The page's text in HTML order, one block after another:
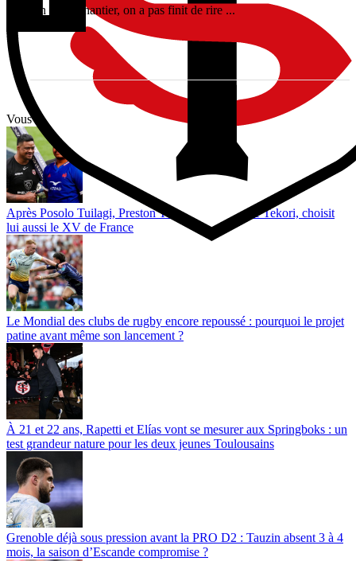
Un sacré chantier, on a pas finit de rire ...
Vous avez tout lu ?
Après Posolo Tuilagi, Preston Tekori, le fils de Joe Tekori, choisit
lui aussi le XV de France
Le Mondial des clubs de rugby encore repoussé : pourquoi le projet
patine avant même son lancement ?
À 21 et 22 ans, Rapetti et Elías vont se mesurer aux Springboks : un
test grandeur nature pour les deux jeunes Toulousains
Grenoble déjà sous pression avant la PRO D2 : Tauzin absent 3 à 4
mois, la saison d’Escande compromise ?